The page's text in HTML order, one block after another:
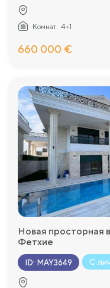
Комнат: 4+1
660 000 €
Новая просторная
Фетхие
ID: MAY3649 С